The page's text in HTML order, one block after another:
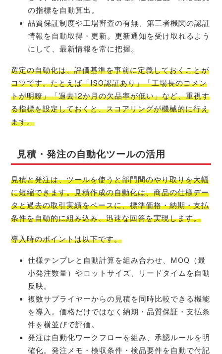
の指標を自動算出。
品質保証制度や工場審査の有無、第三者機関の認証
情報を自動取得・更新。更新通知を受け取れるよう
にして、最新情報を常に把握。
選定の自動化は、評価基準を事前に定義しておくことが
コツです。たとえば「ISO認証あり」「工場長のコメン
トが明瞭」「過去12か月の欠品率が低い」など、重視す
る指標を設定しておくと、スコアリングが機械的に行え
ます。
見積・発注の自動化ツールの活用
見積と発注は、ツールを使うと部門間のやり取りを大幅
に短縮できます。見積作成の自動化は、商品の仕様デー
タと過去の取引実績をベースに、標準価格・納期・支払
条件を自動的に組み込み、迅速な回答を実現します。
導入時のポイントは以下です。
仕様テンプレと自動計算を組み合わせ、MOQ（最
小発注数量）やロットサイズ、リードタイムを自動
反映。
複数サプライヤーからの見積を同時比較できる機能
を導入。価格だけではなく納期・品質保証・支払条
件を横並びで評価。
発注は自動化ワークフローを組み、承認ルールを明
確化。発注メモ・検収条件・検品要件を自動で付記